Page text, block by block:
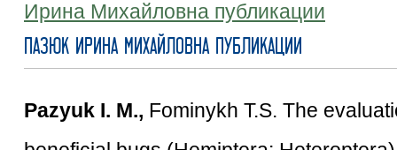
Ирина Михайловна публикации
Пазюк Ирина Михайловна публикации
Pazyuk I. M., Fominykh T.S. The